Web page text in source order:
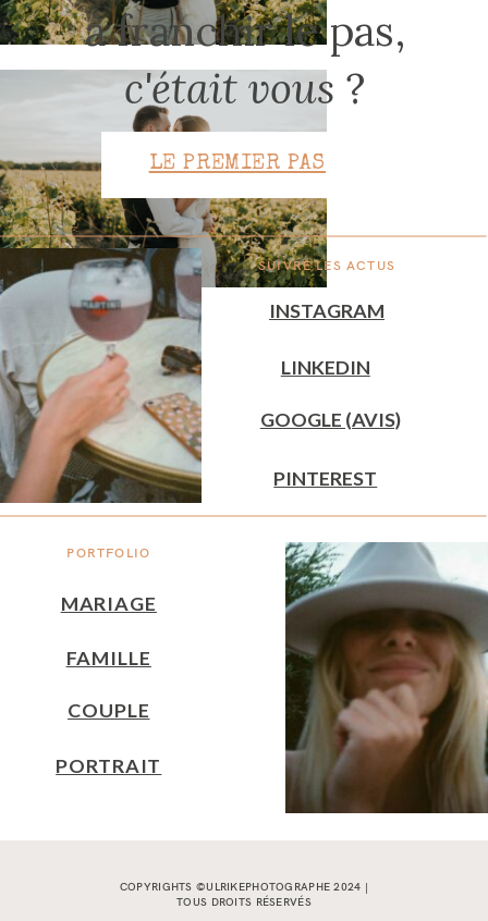
PORTFOLIO
SUIVRE LES ACTUS
à franchir le pas,
c'était vous ?
MARIAGE
INSTAGRAM
GOOGLE (AVIS)
FAMILLE
PINTEREST
COUPLE
LINKEDIN
PORTRAIT
LE PREMIER PAS
COPYRIGHTS ©ULRIKEPHOTOGRAPHE 2024 |
TOUS DROITS RÉSERVÉS
CONTACT